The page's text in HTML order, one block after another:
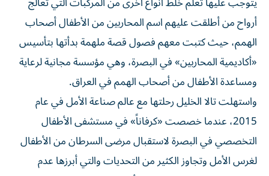
أرواح من أطلقت عليهم اسم المحاربين من الأطفال أصحاب
الهمم، حيث كتبت معهم فصول قصة ملهمة بدأتها بتأسيس
«أكاديمية المحاربين» في البصرة، وهي مؤسسة مجانية لرعاية
ومساعدة الأطفال من أصحاب الهمم في العراق.
واستهلت تالا الخليل رحلتها مع عالم صناعة الأمل في عام
2015، عندما خصصت «كرفاناً» في مستشفى الأطفال
التخصصي في البصرة لاستقبال مرضى السرطان من الأطفال
لغرس الأمل وتجاوز الكثير من التحديات والتي أبرزها عدم